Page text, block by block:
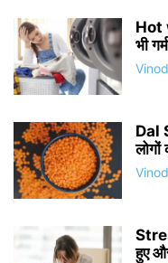
Hot
भी
Dal
हुए